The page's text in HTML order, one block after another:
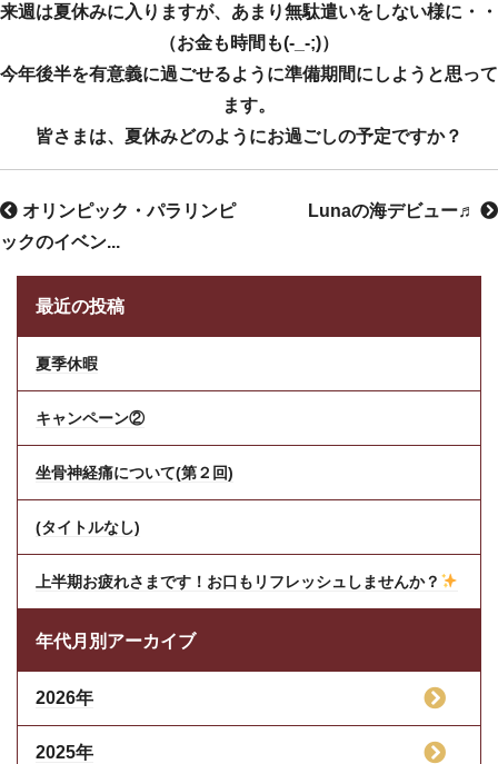
来週は夏休みに入りますが、あまり無駄遣いをしない様に・・
（お金も時間も(-_-;)）
今年後半を有意義に過ごせるように準備期間にしようと思って
ます。
皆さまは、夏休みどのようにお過ごしの予定ですか？
Lunaの海デビュー♬
オリンピック・パラリンピ
ックのイベン...
最近の投稿
夏季休暇
キャンペーン②
坐骨神経痛について(第２回)
(タイトルなし)
上半期お疲れさまです！お口もリフレッシュしませんか？
年代月別アーカイブ
2026年
2025年